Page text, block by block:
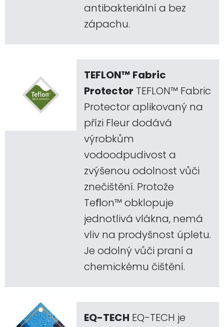
antibakteriální a bez
zápachu.
TEFLON™ Fabric
Protector TEFLON™ Fabric
Protector aplikovaný na
přízi Fleur dodává
výrobkům
vodoodpudivost a
zvýšenou odolnost vůči
znečištění. Protože
Teﬂon™ obklopuje
jednotlivá vlákna, nemá
vliv na prodyšnost úpletu.
Je odolný vůči praní a
chemickému čištění.
EQ-TECH EQ-TECH je